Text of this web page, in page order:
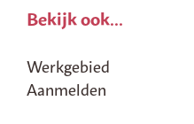
Bekijk ook...
Werkgebied
Aanmelden